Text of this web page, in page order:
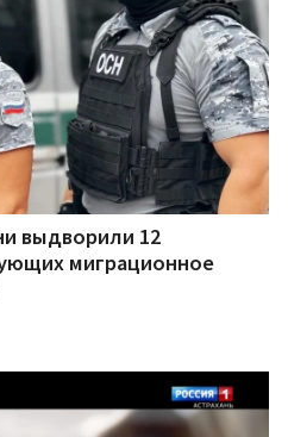
выдворили 12
миграционное